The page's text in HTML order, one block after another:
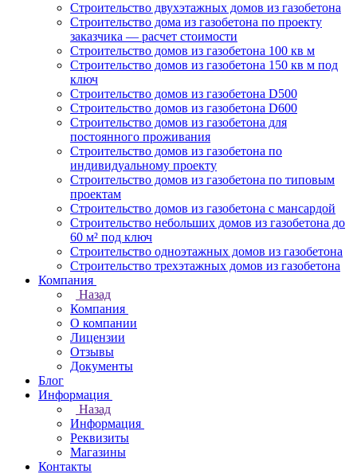
Строительство двухэтажных домов из газобетона
Строительство дома из газобетона по проекту
заказчика — расчет стоимости
Строительство домов из газобетона 100 кв м
Строительство домов из газобетона 150 кв м под
ключ
Строительство домов из газобетона D500
Строительство домов из газобетона D600
Строительство домов из газобетона для
постоянного проживания
Строительство домов из газобетона по
индивидуальному проекту
Строительство домов из газобетона по типовым
проектам
Строительство домов из газобетона с мансардой
Строительство небольших домов из газобетона до
60 м² под ключ
Строительство одноэтажных домов из газобетона
Строительство трехэтажных домов из газобетона
Компания
Назад
Компания
О компании
Лицензии
Отзывы
Документы
Блог
Информация
Назад
Информация
Реквизиты
Магазины
Контакты